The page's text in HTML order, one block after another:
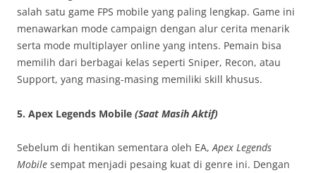
salah satu game FPS mobile yang paling lengkap. Game ini
menawarkan mode campaign dengan alur cerita menarik
serta mode multiplayer online yang intens. Pemain bisa
memilih dari berbagai kelas seperti Sniper, Recon, atau
Support, yang masing-masing memiliki skill khusus.
5. Apex Legends Mobile (Saat Masih Aktif)
Sebelum di hentikan sementara oleh EA,Apex Legends
Mobile sempat menjadi pesaing kuat di genre ini. Dengan